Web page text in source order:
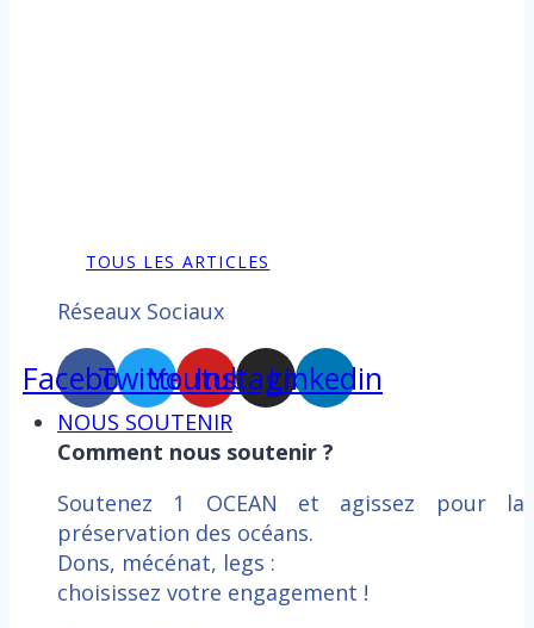
TOUS LES ARTICLES
Réseaux Sociaux
Facebook
TwitterYoutube
Instagram
Linkedin
NOUS SOUTENIR
Comment nous soutenir ?
Soutenez 1 OCEAN et agissez pour la
préservation des océans.
Dons, mécénat, legs :
choisissez votre engagement !